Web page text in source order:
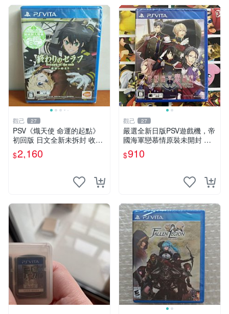
觀己 27
PSV《熾天使 命運的起點》
初回版 日文全新未拆封 收藏
推薦 系列補完 PSV《熾天使
命運的起點》初回日文盒齊
$2,160
觀己 27
嚴選全新日版PSV遊戲機，帝
國海軍戀慕情原裝未開封 電
玩 主題 測試
$910